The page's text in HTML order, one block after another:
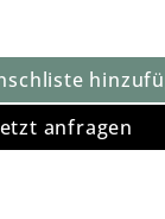
und ohne
und Holz
anfragen